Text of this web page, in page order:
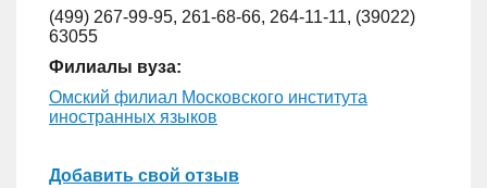
(499) 267-99-95, 261-68-66, 264-11-11, (39022)
63055
Филиалы вуза:
Омский филиал Московского института
иностранных языков
Добавить свой отзыв